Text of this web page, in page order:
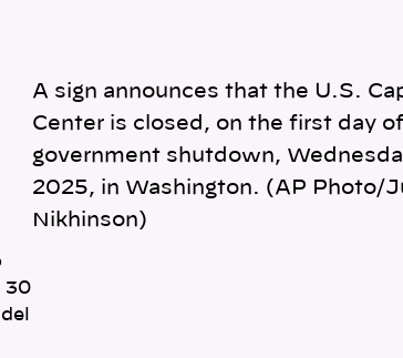
30
A sign announces that the U.S.
Center is closed, on the first day
government shutdown,
2025, in Washington. (AP Photo/
Nikhinson)